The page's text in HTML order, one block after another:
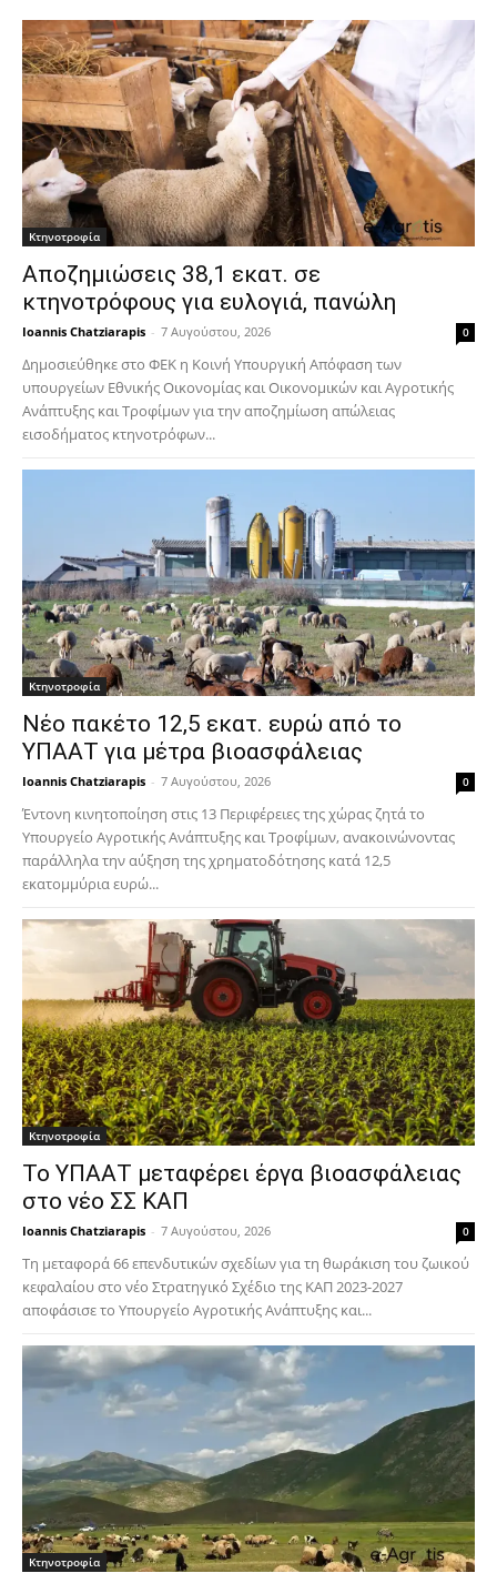
Κτηνοτροφία
Αποζημιώσεις 38,1 εκατ. σε
κτηνοτρόφους για ευλογιά, πανώλη
Ioannis Chatziarapis - 7 Αυγούστου, 2026 0
Δημοσιεύθηκε στο ΦΕΚ η Κοινή Υπουργική Απόφαση των
υπουργείων Εθνικής Οικονομίας και Οικονομικών και Αγροτικής
Ανάπτυξης και Τροφίμων για την αποζημίωση απώλειας
εισοδήματος κτηνοτρόφων...
Κτηνοτροφία
Νέο πακέτο 12,5 εκατ. ευρώ από το
ΥΠΑΑΤ για μέτρα βιοασφάλειας
Ioannis Chatziarapis - 7 Αυγούστου, 2026 0
Έντονη κινητοποίηση στις 13 Περιφέρειες της χώρας ζητά το
Υπουργείο Αγροτικής Ανάπτυξης και Τροφίμων, ανακοινώνοντας
παράλληλα την αύξηση της χρηματοδότησης κατά 12,5
εκατομμύρια ευρώ...
Κτηνοτροφία
Το ΥΠΑΑΤ μεταφέρει έργα βιοασφάλειας
στο νέο ΣΣ ΚΑΠ
Ioannis Chatziarapis - 7 Αυγούστου, 2026 0
Τη μεταφορά 66 επενδυτικών σχεδίων για τη θωράκιση του ζωικού
κεφαλαίου στο νέο Στρατηγικό Σχέδιο της ΚΑΠ 2023-2027
αποφάσισε το Υπουργείο Αγροτικής Ανάπτυξης και...
Κτηνοτροφία